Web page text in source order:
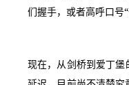
们握手，或者高呼口号
现在，从剑桥到爱丁